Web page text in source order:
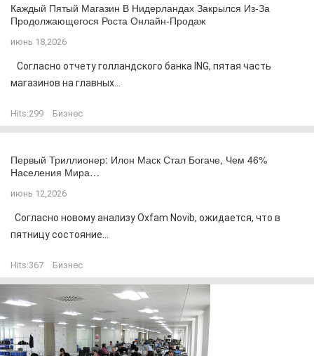
Каждый Пятый Магазин В Нидерландах Закрылся Из-За
Продолжающегося Роста Онлайн-Продаж
июнь 18,2026
Согласно отчету голландского банка ING, пятая часть
магазинов на главных...
Hits:299 Бизнес
Первый Триллионер: Илон Маск Стал Богаче, Чем 46%
Населения Мира…
июнь 12,2026
Согласно новому анализу Oxfam Novib, ожидается, что в
пятницу состояние...
Hits:367 Бизнес